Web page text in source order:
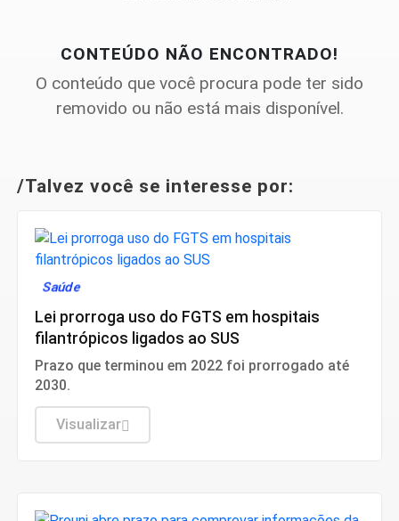
CONTEÚDO NÃO ENCONTRADO!
O conteúdo que você procura pode ter sido
removido ou não está mais disponível.
/Talvez você se interesse por:
Saúde
Lei prorroga uso do FGTS em hospitais
filantrópicos ligados ao SUS
Prazo que terminou em 2022 foi prorrogado até
2030.
Visualizar